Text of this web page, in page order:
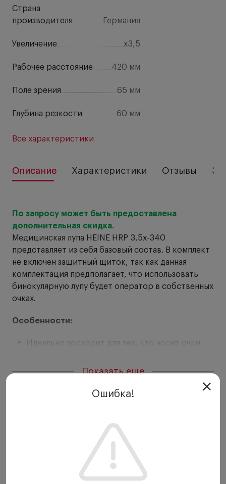
Страна
производителя
Германия
Увеличение х3,5
Рабочее расстояние 420 мм
Поле зрения 65 мм
Глубина резкости 60 мм
Все характеристики
Описание Характеристики Отзывы
По запросу может быть предоставлена
дополнительная скидка.
Медицинская лупа HEINE HRP 3,5х-340
представляет из себя базовый состав. В комплект
не включен защитный щиток, так как данная
комплектация предполагает, что использовать
бинокулярную лупу будет оператор в собственных
очках.
Особенности:
Высокое разрешение, четкое и яркое
Удобный носовой упор.
Ахроматическая оптика с мультипокрытием,
нейтрализующим блики и рефлексы.
Водонепроницаемость.
Прочные защитные линзы из поликарбоната.
Гибкость подгонки. Независимая регулировка
Показать еще
Ошибка!